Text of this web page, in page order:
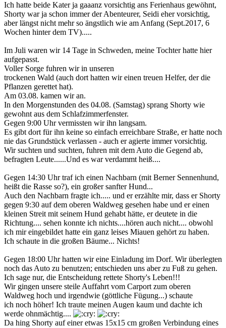
Ich hatte beide Kater ja gaaanz vorsichtig ans Ferienhaus gewöhnt,
Shorty war ja schon immer der Abenteurer, Seidi eher vorsichtig,
aber längst nicht mehr so ängstlich wie am Anfang (Sept.2017, 6
Wochen hinter dem TV).....
Im Juli waren wir 14 Tage in Schweden, meine Tochter hatte hier
aufgepasst.
Voller Sorge fuhren wir in unseren
trockenen Wald (auch dort hatten wir einen treuen Helfer, der die
Pflanzen gerettet hat).
Am 03.08. kamen wir an.
In den Morgenstunden des 04.08. (Samstag) sprang Shorty wie
gewohnt aus dem Schlafzimmerfenster.
Gegen 9:00 Uhr vermissten wir ihn langsam.
Es gibt dort für ihn keine so einfach erreichbare Straße, er hatte noch
nie das Grundstück verlassen - auch er agierte immer vorsichtig.
Wir suchten und suchten, fuhren mit dem Auto die Gegend ab,
befragten Leute......Und es war verdammt heiß....
Gegen 14:30 Uhr traf ich einen Nachbarn (mit Berner Sennenhund,
heißt die Rasse so?), ein großer sanfter Hund...
Auch den Nachbarn fragte ich..... und er erzählte mir, dass er Shorty
gegen 9:30 auf dem oberen Waldweg gesehen habe und er einen
kleinen Streit mit seinem Hund gehabt hätte, er deutete in die
Richtung.... sehen konnte ich nichts....hören auch nicht.... obwohl
ich mir eingebildet hatte ein ganz leises Miauen gehört zu haben.
Ich schaute in die großen Bäume... Nichts!
Gegen 18:00 Uhr hatten wir eine Einladung im Dorf. Wir überlegten
noch das Auto zu benutzen; entschieden uns aber zu Fuß zu gehen.
Ich sage nur, die Entscheidung rettete Shorty's Leben!!!
Wir gingen unsere steile Auffahrt vom Carport zum oberen
Waldweg hoch und irgendwie (göttliche Fügung...) schaute
ich noch höher! Ich traute meinen Augen kaum und dachte ich
werde ohnmächtig....
Da hing Shorty auf einer etwas 15x15 cm großen Verbindung eines